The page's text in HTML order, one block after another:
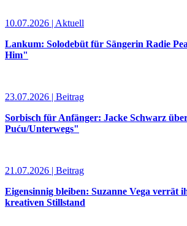
10.07.2026 | Aktuell
Lankum: Solodebüt für Sängerin Radie
Him"
23.07.2026 | Beitrag
Sorbisch für Anfänger: Jacke Schwarz
Puću/Unterwegs"
21.07.2026 | Beitrag
Eigensinnig bleiben: Suzanne Vega verrät
kreativen Stillstand